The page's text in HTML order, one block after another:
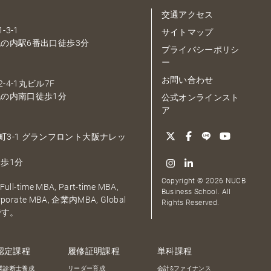
3-1
内駅6番出口徒歩3分
4-1丸ビル7F
内南口徒歩1分
3-1 グランフロント大阪ナレッ
1分
time MBA, Part-time MBA,
MBA, 企業内MBA, Global
。
交通アクセス
サイトマップ
プライバシーポリシ
ー
お問い合わせ
公式オンラインスト
ア
Copyright © 2026 NUCB
Business School. All
Rights Reserved.
定課程
診断士養成
履修証明課程
リーダー育成
単科課程
会計&ファイナンス